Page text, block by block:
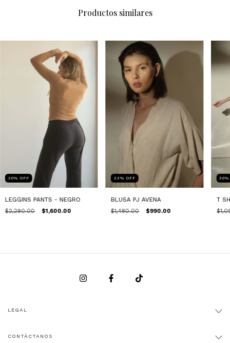
Productos similares
30% OFF
LEGGINS PANTS - NEGRO
$2,290.00 $1,600.00
33 % OFF
BLUSA PJ AVENA
$1,480.00 $990.00
30
T
LEGAL
CONTÁCTANOS